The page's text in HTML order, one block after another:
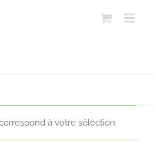
à votre sélection.